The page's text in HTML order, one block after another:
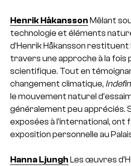
Henrik Håkansson Mêlant
technologie et éléments
d’Henrik Håkansson restituent
travers une approche à la fois
scientifique. Tout en
changement climatique,
le mouvement naturel
généralement peu appréciés.
exposées à l’international, ont
exposition personnelle au
Hanna Ljungh Les œuvres